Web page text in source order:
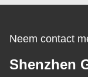
Neem contact
Shenzhen